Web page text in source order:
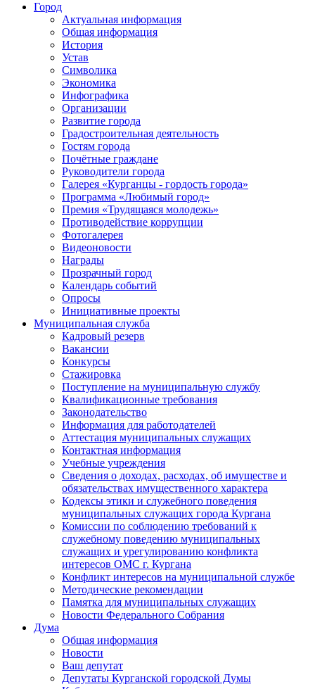
Город
Актуальная информация
Общая информация
История
Устав
Символика
Экономика
Инфографика
Организации
Развитие города
Градостроительная деятельность
Гостям города
Почётные граждане
Руководители города
Галерея «Курганцы - гордость города»
Программа «Любимый город»
Премия «Трудящаяся молодежь»
Противодействие коррупции
Фотогалерея
Видеоновости
Награды
Прозрачный город
Календарь событий
Опросы
Инициативные проекты
Муниципальная служба
Кадровый резерв
Вакансии
Конкурсы
Стажировка
Поступление на муниципальную службу
Квалификационные требования
Законодательство
Информация для работодателей
Аттестация муниципальных служащих
Контактная информация
Учебные учреждения
Сведения о доходах, расходах, об имуществе и
обязательствах имущественного характера
Кодексы этики и служебного поведения
муниципальных служащих города Кургана
Комиссии по соблюдению требований к
служебному поведению муниципальных
служащих и урегулированию конфликта
интересов ОМС г. Кургана
Конфликт интересов на муниципальной службе
Методические рекомендации
Памятка для муниципальных служащих
Новости Федерального Cобрания
Дума
Общая информация
Новости
Ваш депутат
Депутаты Курганской городской Думы